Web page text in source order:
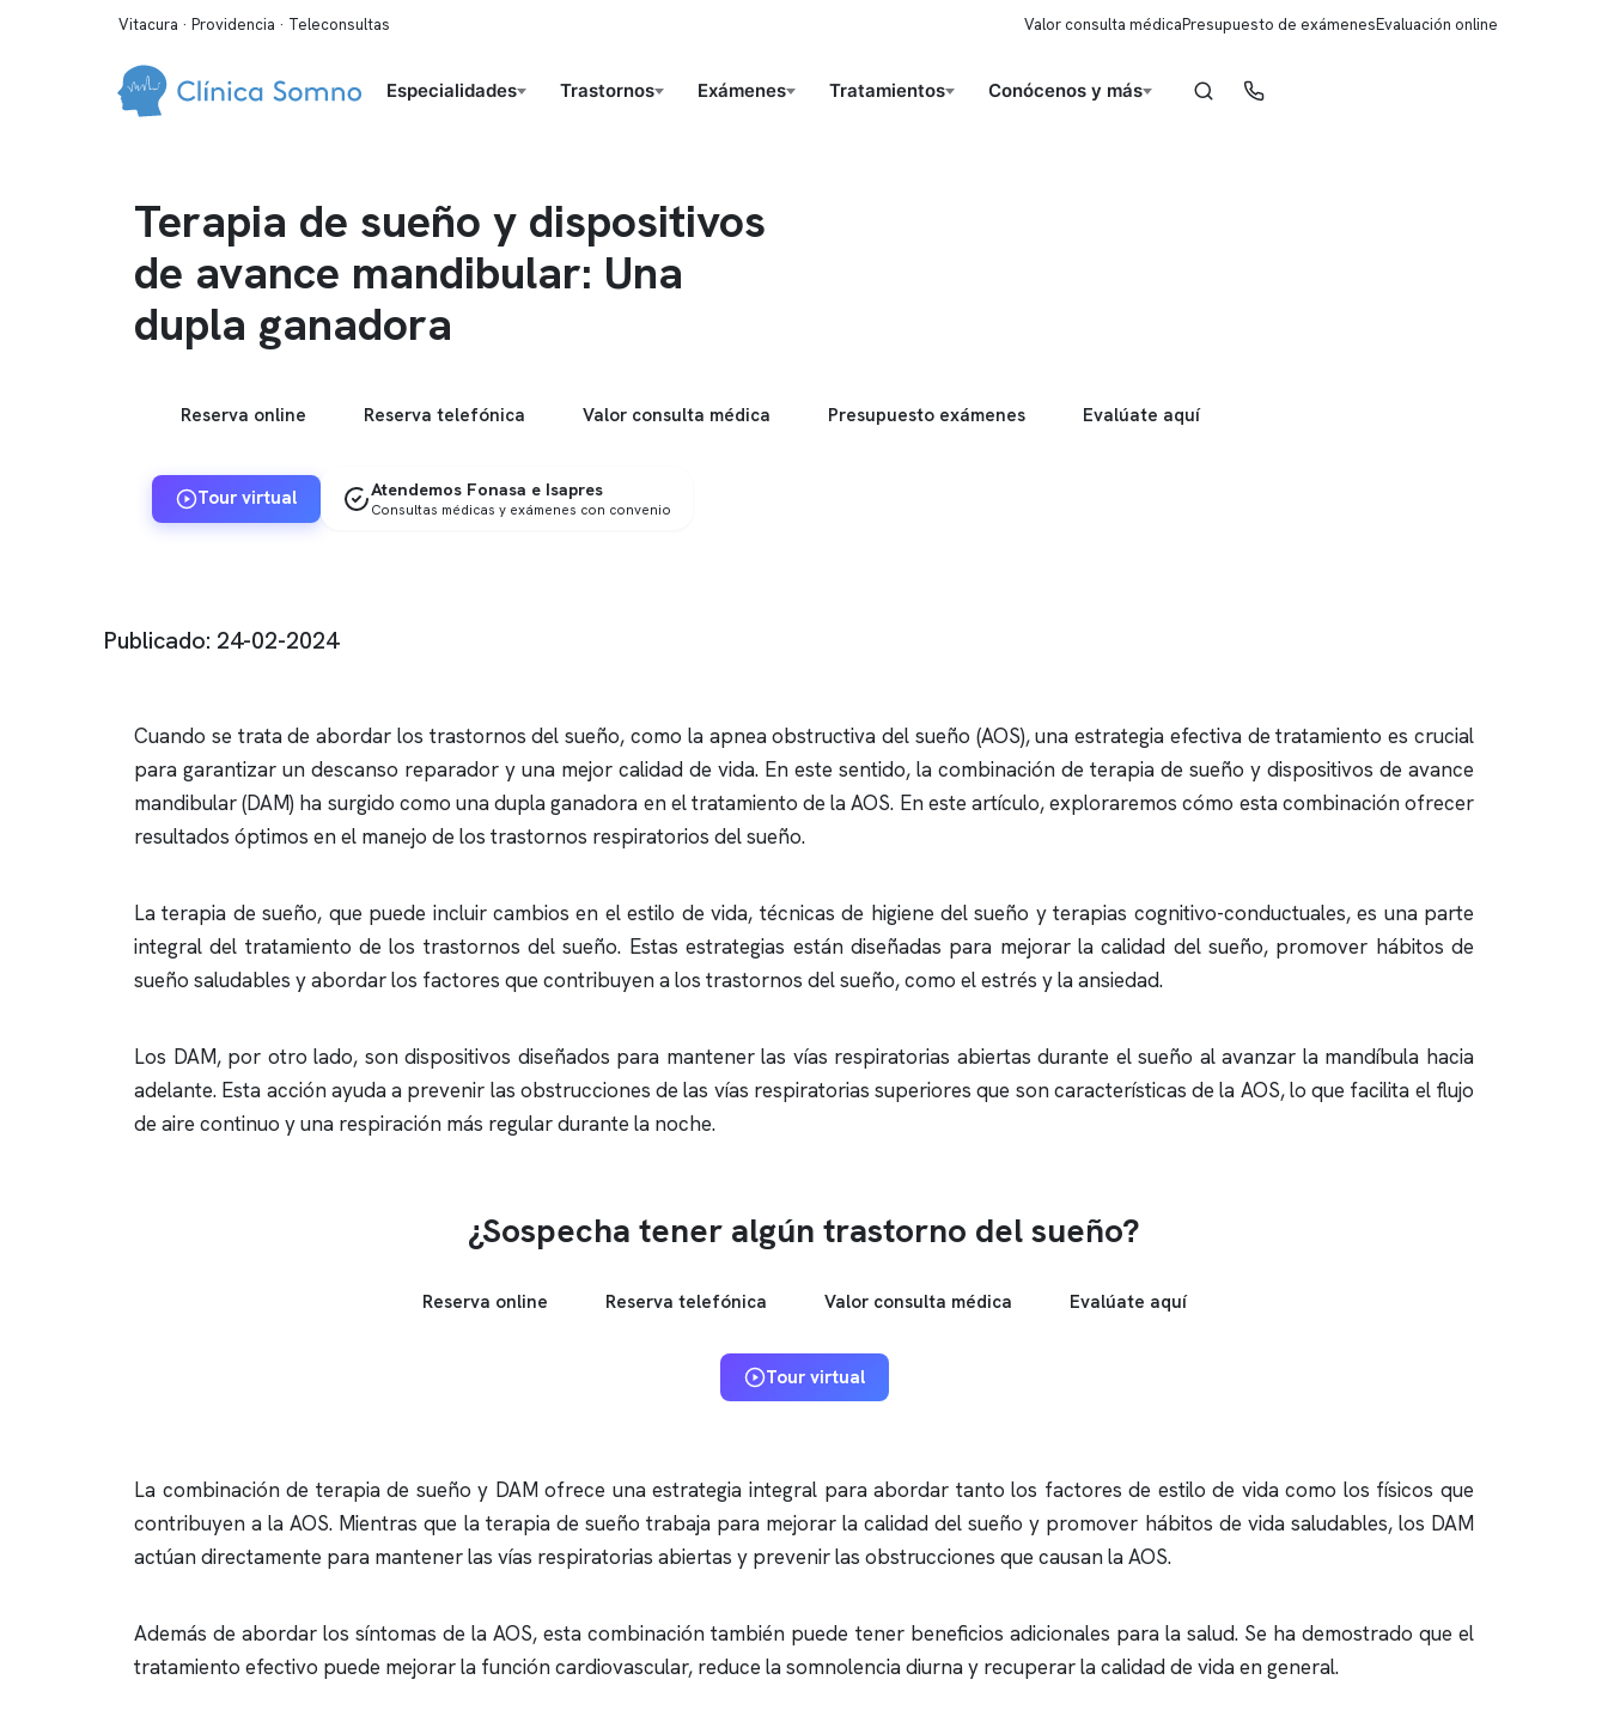
Vitacura · Providencia · Teleconsultas Valor consulta médicaPresupuesto de exámenesEvaluación online
Especialidades Trastornos Exámenes Tratamientos Conócenos y más
Terapia de sueño y dispositivos
de avance mandibular: Una
dupla ganadora
Reserva online Reserva telefónica Valor consulta médica Presupuesto exámenes Evalúate aquí
Tour virtual Atendemos Fonasa e Isapres
Consultas médicas y exámenes con convenio
Publicado: 24-02-2024
Cuando se trata de abordar los trastornos del sueño, como la apnea obstructiva del sueño (AOS), una estrategia efectiva de tratamiento es crucial
para garantizar un descanso reparador y una mejor calidad de vida. En este sentido, la combinación de terapia de sueño y dispositivos de avance
mandibular (DAM) ha surgido como una dupla ganadora en el tratamiento de la AOS. En este artículo, exploraremos cómo esta combinación ofrecer
resultados óptimos en el manejo de los trastornos respiratorios del sueño.
La terapia de sueño, que puede incluir cambios en el estilo de vida, técnicas de higiene del sueño y terapias cognitivo-conductuales, es una parte
integral del tratamiento de los trastornos del sueño. Estas estrategias están diseñadas para mejorar la calidad del sueño, promover hábitos de
sueño saludables y abordar los factores que contribuyen a los trastornos del sueño, como el estrés y la ansiedad.
Los DAM, por otro lado, son dispositivos diseñados para mantener las vías respiratorias abiertas durante el sueño al avanzar la mandíbula hacia
adelante. Esta acción ayuda a prevenir las obstrucciones de las vías respiratorias superiores que son características de la AOS, lo que facilita el flujo
de aire continuo y una respiración más regular durante la noche.
¿Sospecha tener algún trastorno del sueño?
Reserva online Reserva telefónica Valor consulta médica Evalúate aquí
Tour virtual
La combinación de terapia de sueño y DAM ofrece una estrategia integral para abordar tanto los factores de estilo de vida como los físicos que
contribuyen a la AOS. Mientras que la terapia de sueño trabaja para mejorar la calidad del sueño y promover hábitos de vida saludables, los DAM
actúan directamente para mantener las vías respiratorias abiertas y prevenir las obstrucciones que causan la AOS.
Además de abordar los síntomas de la AOS, esta combinación también puede tener beneficios adicionales para la salud. Se ha demostrado que el
tratamiento efectivo puede mejorar la función cardiovascular, reduce la somnolencia diurna y recuperar la calidad de vida en general.